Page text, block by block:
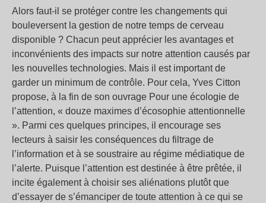
Alors faut-il se protéger contre les changements qui
bouleversent la gestion de notre temps de cerveau
disponible ? Chacun peut apprécier les avantages et
inconvénients des impacts sur notre attention causés par
les nouvelles technologies. Mais il est important de
garder un minimum de contrôle. Pour cela, Yves Citton
propose, à la fin de son ouvrage Pour une écologie de
l’attention, « douze maximes d’écosophie attentionnelle
». Parmi ces quelques principes, il encourage ses
lecteurs à saisir les conséquences du filtrage de
l’information et à se soustraire au régime médiatique de
l’alerte. Puisque l’attention est destinée à être prêtée, il
incite également à choisir ses aliénations plutôt que
d’essayer de s’émanciper de toute attention à ce qui se